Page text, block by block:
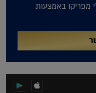
מפריקו באמצעות